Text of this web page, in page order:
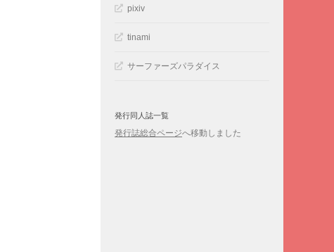
pixiv
tinami
サーファーズパラダイス
発行同人誌一覧
発行誌総合ページへ移動しました